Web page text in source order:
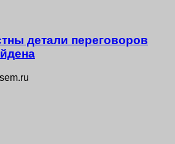
детали переговоров